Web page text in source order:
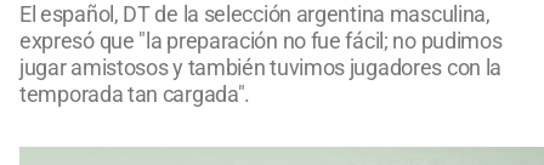
El español, DT de la selección argentina masculina,
expresó que "la preparación no fue fácil; no pudimos
jugar amistosos y también tuvimos jugadores con la
temporada tan cargada".